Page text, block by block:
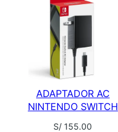
ADAPTADOR AC
NINTENDO SWITCH
S/ 155.00